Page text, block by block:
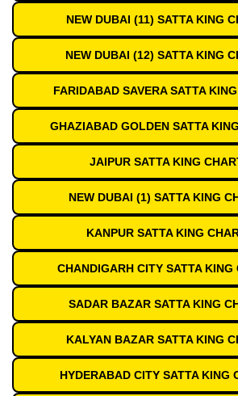
NEW DUBAI (11) SATTA KING
NEW DUBAI (12) SATTA KING
FARIDABAD SAVERA SATTA
GHAZIABAD GOLDEN SATTA
JAIPUR SATTA KING
NEW DUBAI (1) SATTA KING
KANPUR SATTA KING
CHANDIGARH CITY SATTA KING
SADAR BAZAR SATTA KING
KALYAN BAZAR SATTA KING
HYDERABAD CITY SATTA KING